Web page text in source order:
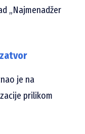
„Najmenadžer
je na
prilikom